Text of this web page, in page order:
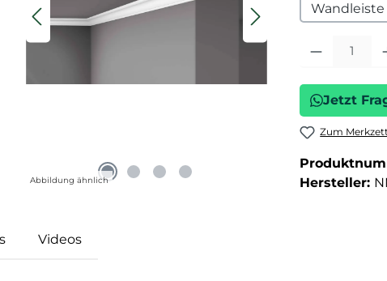
Abbildung ähnlich
Wandleiste
Produkt
Jetzt
Zum
Hersteller:
Videos